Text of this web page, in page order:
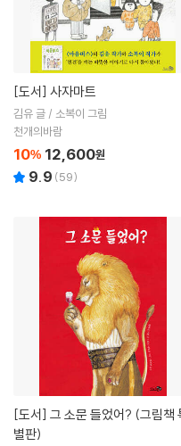
[도서] 사자마트
김유 글 / 소복이 그림
천개의바람
10% 12,600원
9.9 (59)
[도서]
별판)